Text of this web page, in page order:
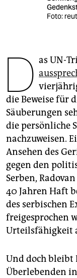
genossenschaft
epaper login
Foto:
D as UN-
die Beweise für
Säuberungen
die persönliche
nachzuweisen.
Ansehen des
gegen den
Serben,
40 Jahren Haft
des serbischen
freigesprochen
Urteilsfähigkeit
Und doch bleibt
Überlebenden